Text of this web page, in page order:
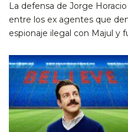
La defensa de Jorge
entre los ex agentes que
espionaje ilegal con Majul y